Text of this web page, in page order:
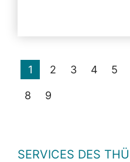
1 2 3 4 5
8 9
SERVICES DES